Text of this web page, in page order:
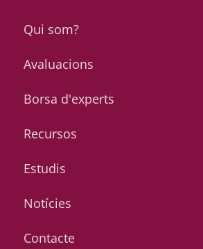
Qui som?
Avaluacions
Borsa d'experts
Recursos
Estudis
Notícies
Contacte